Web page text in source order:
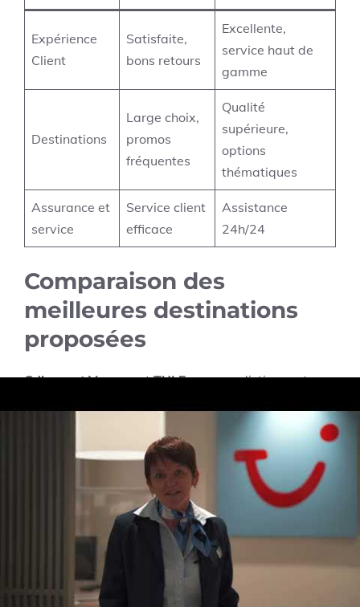
Expérience
Client
Satisfaite,
bons retours
Excellente,
service haut de
gamme
Destinations
Large choix,
promos
fréquentes
Qualité
supérieure,
options
thématiques
Assurance et
service
Service client
efficace
Assistance
24h/24
Comparaison des
meilleures destinations
proposées
Cdiscount VoyageetTUI Francese distinguent non
et la diversité des destinations proposées. Pour
ceux qui cherchent les meilleurs circuits, TUI excelle
souvent dans la création d’expériences
enrichissantes, tandis que Cdiscount se concentre
davantage sur des aides à financer des vacances
Les voyageurs aventuriers peuvent trouver de
nombreuxcircuit unique
chez TUI, tandis que des